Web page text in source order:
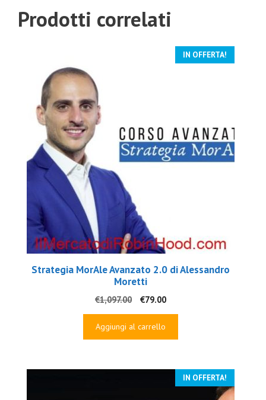
Prodotti correlati
IN OFFERTA!
Strategia MorAle Avanzato 2.0 di Alessandro
Moretti
€1,097.00
Il
prezzo
originale
€79.00Il
prezzo
Aggiungi al carrello
IN OFFERTA!